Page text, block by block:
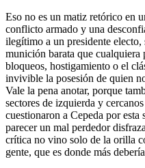
Eso no es un matiz retórico en
conflicto armado y una
ilegítimo a un presidente
munición barata que cualquiera
bloqueos, hostigamiento o el
invivible la posesión de quien
Vale la pena anotar, porque
sectores de izquierda y
cuestionaron a Cepeda por
parecer un mal perdedor
crítica no vino solo de la orilla
gente, que es donde más